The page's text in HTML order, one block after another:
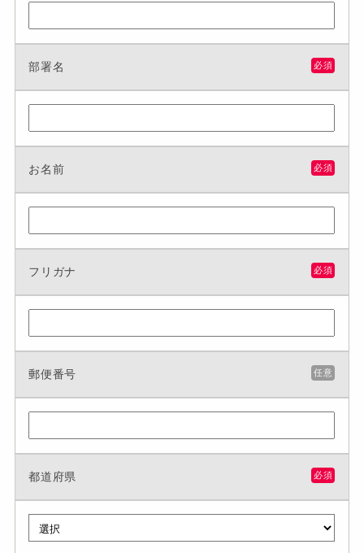
部署名 必須
お名前 必須
フリガナ 必須
郵便番号 任意
都道府県 必須